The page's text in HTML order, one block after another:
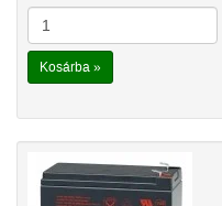
Kosárba »